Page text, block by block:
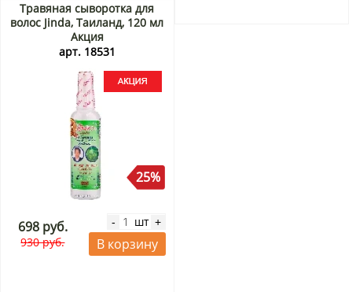
Травяная сыворотка для
волос Jinda, Таиланд, 120 мл
Акция
арт. 18531
25%
698 руб.
930 руб.
- шт +
В корзину